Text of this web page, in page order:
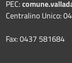
PEC:
Centralino Unico:
Fax: 0437 581684